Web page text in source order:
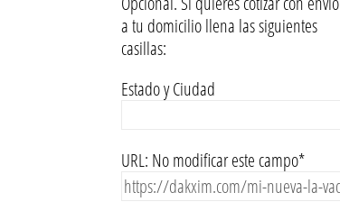
a tu domicilio llena las siguientes
casillas:
Estado y Ciudad
URL: No modificar este campo*